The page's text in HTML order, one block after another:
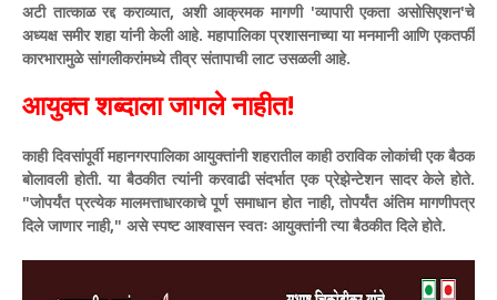
अटी तात्काळ रद्द कराव्यात, अशी आक्रमक मागणी 'व्यापारी एकता असोसिएशन'चे
अध्यक्ष समीर शहा यांनी केली आहे. महापालिका प्रशासनाच्या या मनमानी आणि एकतर्फी
कारभारामुळे सांगलीकरांमध्ये तीव्र संतापाची लाट उसळली आहे.
​आयुक्त शब्दाला जागले नाहीत!
​काही दिवसांपूर्वी महानगरपालिका आयुक्तांनी शहरातील काही ठराविक लोकांची एक बैठक
बोलावली होती. या बैठकीत त्यांनी करवाढी संदर्भात एक प्रेझेन्टेशन सादर केले होते.
"जोपर्यंत प्रत्येक मालमत्ताधारकाचे पूर्ण समाधान होत नाही, तोपर्यंत अंतिम मागणीपत्र
दिले जाणार नाही," असे स्पष्ट आश्वासन स्वतः आयुक्तांनी त्या बैठकीत दिले होते.